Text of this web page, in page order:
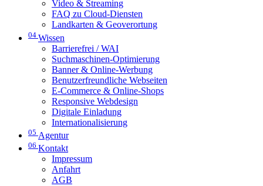
Video & Streaming
FAQ zu Cloud-Diensten
Landkarten & Geoverortung
04 Wissen
Barrierefrei / WAI
Suchmaschinen-Optimierung
Banner & Online-Werbung
Benutzerfreundliche Webseiten
E-Commerce & Online-Shops
Responsive Webdesign
Digitale Einladung
Internationalisierung
05 Agentur
06 Kontakt
Impressum
Anfahrt
AGB